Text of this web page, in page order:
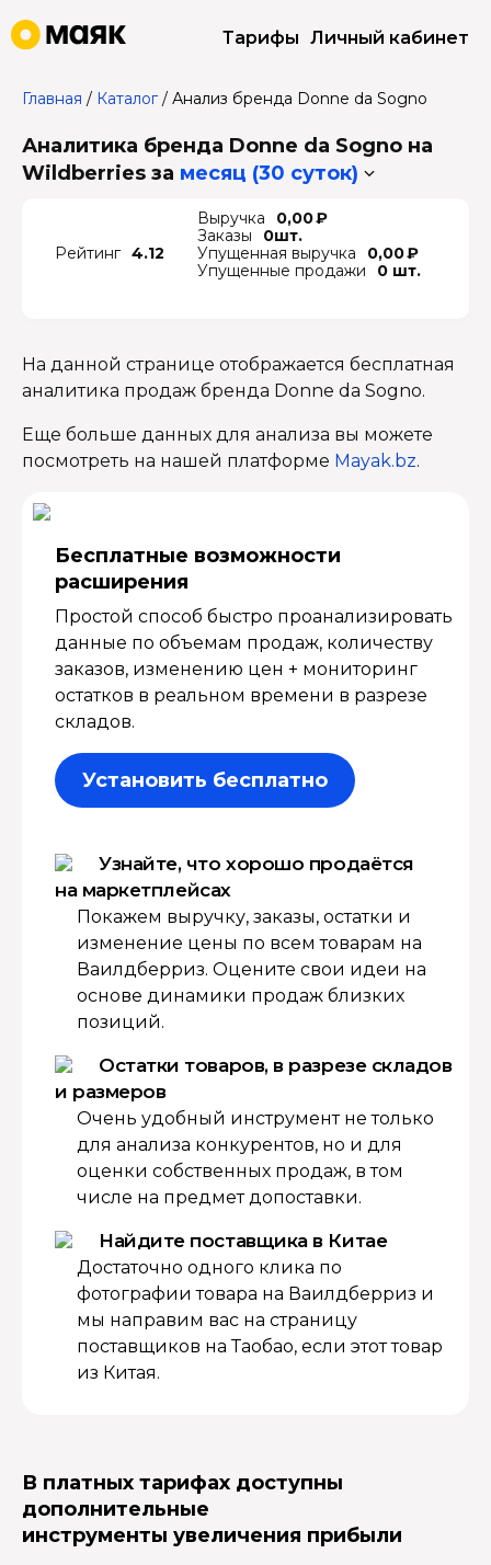
Тарифы Личный кабинет
Главная / Каталог/ Анализ бренда Donne da Sogno
Аналитика бренда Donne da Sogno на
Wildberries за месяц (30 суток)
Рейтинг 4.12
Выручка
0,00 ₽
Заказы
0шт.
Упущенная выручка
0,00 ₽
Упущенные продажи
0 шт.
На данной странице отображается бесплатная
аналитика продаж бренда Donne da Sogno.
Еще больше данных для анализа вы можете
посмотреть на нашей платформе Mayak.bz.
Бесплатные возмож­ности
расширения
Простой способ быстро проанализировать
данные по объемам продаж, количеству
заказов, изменению цен + мониторинг
остатков в реальном времени в разрезе
складов.
Установить бесплатно
Узнайте, что хорошо продаётся
на маркетплейсах
Покажем выручку, заказы, остатки и
изменение цены по всем товарам на
Ваилдберриз. Оцените свои идеи на
основе динамики продаж близких
позиций.
Остатки товаров, в разрезе складов
и размеров
Очень удобный инструмент не только
для анализа конкурентов, но и для
оценки собственных продаж, в том
числе на предмет допоставки.
Найдите поставщика в Китае
Достаточно одного клика по
фотографии товара на Ваилдберриз и
мы направим вас на страницу
поставщиков на Таобао, если этот товар
из Китая.
В платных тарифах доступны
дополнительные
инструменты увеличения прибыли